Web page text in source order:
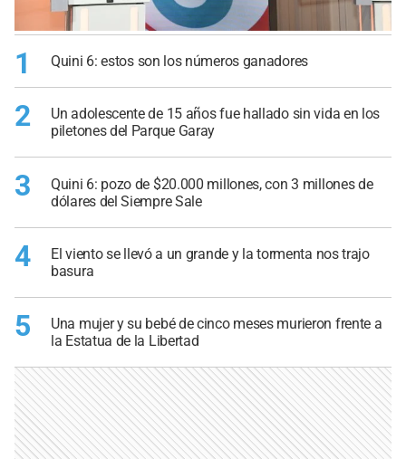
1 Quini 6: estos son los números ganadores
2
Un adolescente de 15 años fue hallado sin vida en los
piletones del Parque Garay
3
Quini 6: pozo de $20.000 millones, con 3 millones de
dólares del Siempre Sale
4
El viento se llevó a un grande y la tormenta nos trajo
basura
5
Una mujer y su bebé de cinco meses murieron frente a
la Estatua de la Libertad